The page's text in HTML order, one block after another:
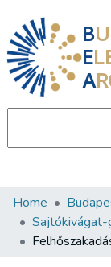
B
E
A
Communities
All of DSpace
Home